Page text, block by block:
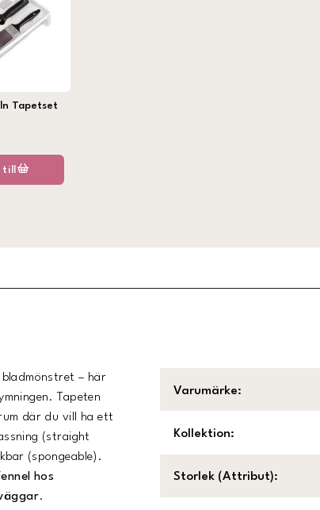
Tapetset
– här
Tapeten
där du vill ha ett
(straight
(spongeable).
hos
.
Varumärke:
Kollektion:
Storlek (Attribut):